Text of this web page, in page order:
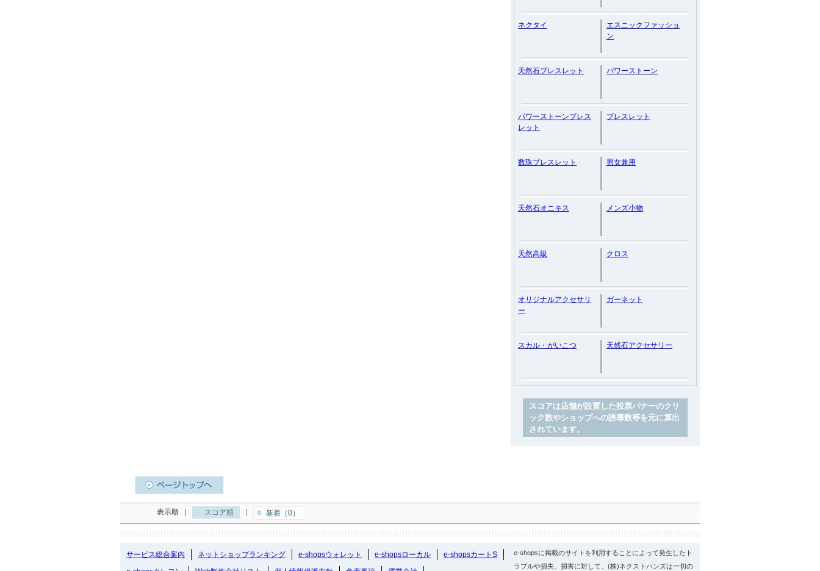
ネクタイ
エスニックファッショ
ン
天然石ブレスレット パワーストーン
パワーストーンブレス
レット
ブレスレット
数珠ブレスレット 男女兼用
天然石オニキス メンズ小物
天然高級 クロス
オリジナルアクセサリ
ー
ガーネット
スカル・がいこつ 天然石アクセサリー
スコアは店舗が設置した投票バナーのクリ
ック数やショップへの誘導数等を元に算出
されています。
表示順 スコア順 新着（0）
サービス総合案内 ネットショップランキング e-shopsウォレット e-shopsローカル
e-shopsカートS
e-shopsに掲載のサイトを利用することによって発生したト
ラブルや損失、損害に対して、(株)ネクストハンズは一切の